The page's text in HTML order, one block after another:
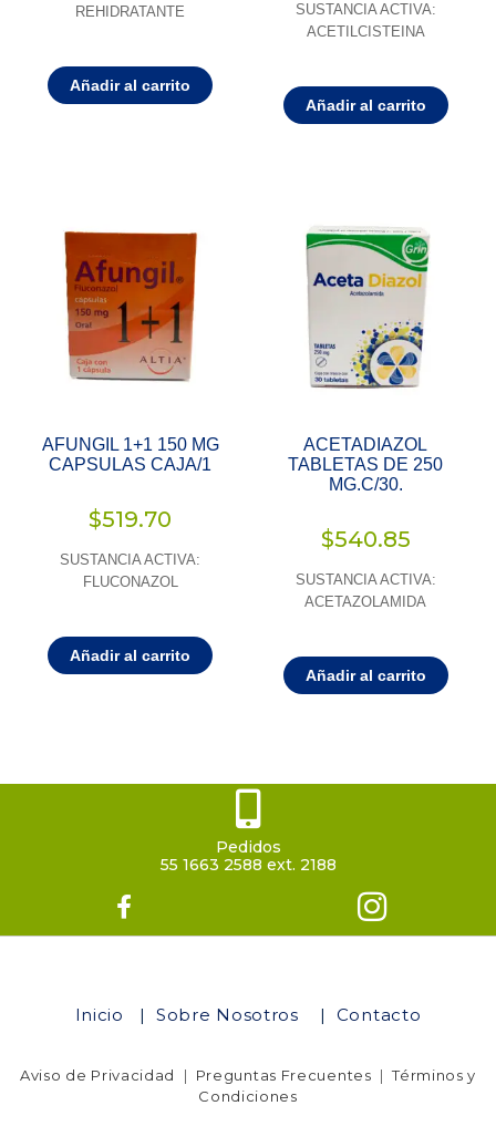
REHIDRATANTE
Añadir al carrito
SUSTANCIA ACTIVA:
ACETILCISTEINA
Añadir al carrito
AFUNGIL 1+1 150 MG
CAPSULAS CAJA/1
$519.70
SUSTANCIA ACTIVA:
FLUCONAZOL
Añadir al carrito
ACETADIAZOL
TABLETAS DE 250
MG.C/30.
$540.85
SUSTANCIA ACTIVA:
ACETAZOLAMIDA
Añadir al carrito
Pedidos
55 1663 2588 ext. 2188
Inicio |Sobre Nosotros | Contacto
Aviso de Privacidad | Preguntas Frecuentes |Términos y
Condiciones